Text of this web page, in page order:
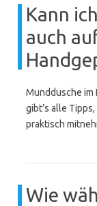
Kann
auch
Munddusche im
gibt’s alle
praktisch
Wie